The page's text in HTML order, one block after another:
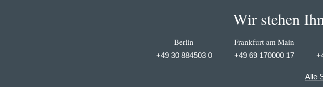
Wir stehen
Berlin
+49 30 884503 0
Frankfurt am Main
+49 69 170000 17
Alle